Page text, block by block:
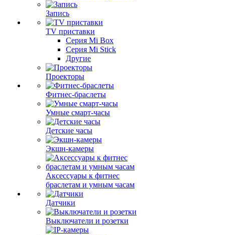
Запись
TV приставки
Серия Mi Box
Серия Mi Stick
Другие
Проекторы
Фитнес-браслеты
Умные смарт-часы
Детские часы
Экшн-камеры
Аксессуары к фитнес
браслетам и умным часам
Датчики
Выключатели и розетки